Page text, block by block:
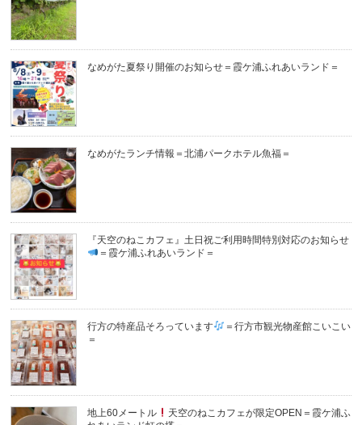
なめがた夏祭り開催のお知らせ＝霞ケ浦ふれあいランド＝
なめがたランチ情報＝北浦パークホテル魚福＝
『天空のねこカフェ』土日祝ご利用時間特別対応のお知らせ
＝霞ケ浦ふれあいランド＝
行方の特産品そろっています
＝行方市観光物産館こいこい
＝
地上60メートル
天空のねこカフェが限定OPEN＝霞ケ浦ふ